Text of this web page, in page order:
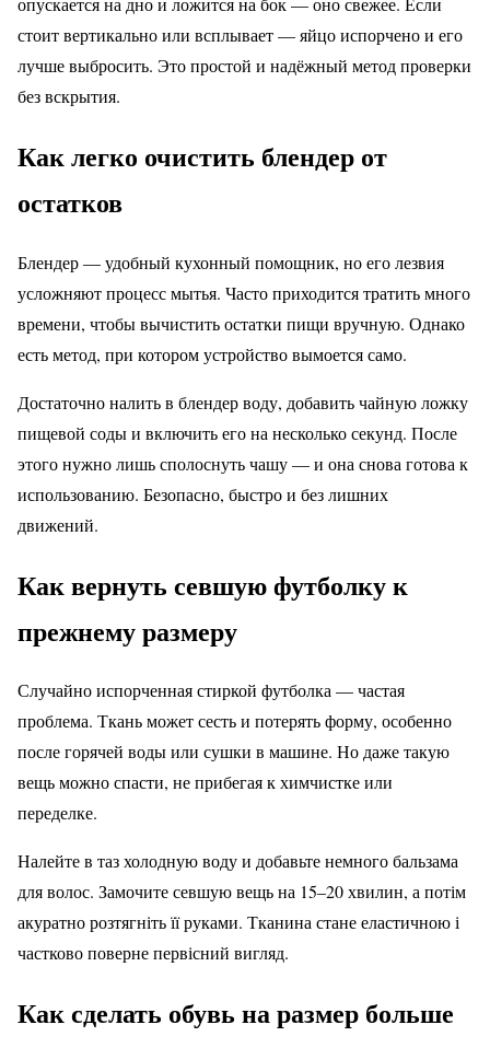
стоит вертикально или всплывает — яйцо испорчено и его
лучше выбросить. Это простой и надёжный метод проверки
без вскрытия.
Как легко очистить блендер от
остатков
Блендер — удобный кухонный помощник, но его лезвия
усложняют процесс мытья. Часто приходится тратить много
времени, чтобы вычистить остатки пищи вручную. Однако
есть метод, при котором устройство вымоется само.
Достаточно налить в блендер воду, добавить чайную ложку
пищевой соды и включить его на несколько секунд. После
этого нужно лишь сполоснуть чашу — и она снова готова к
использованию. Безопасно, быстро и без лишних
движений.
Как вернуть севшую футболку к
прежнему размеру
Случайно испорченная стиркой футболка — частая
проблема. Ткань может сесть и потерять форму, особенно
после горячей воды или сушки в машине. Но даже такую
вещь можно спасти, не прибегая к химчистке или
переделке.
Налейте в таз холодную воду и добавьте немного бальзама
для волос. Замочите севшую вещь на 15–20 хвилин, а потім
акуратно розтягніть її руками. Тканина стане еластичною і
частково поверне первісний вигляд.
Как сделать обувь на размер больше